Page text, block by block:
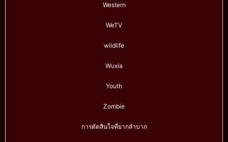
Western
WeTV
wildlife
Wuxia
Youth
Zombie
การตัดสินใจที่ยากลำบาก